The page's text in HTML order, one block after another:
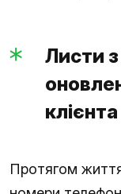
Листи
клієнта
Протягом